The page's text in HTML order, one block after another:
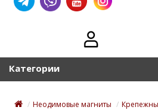
Категории
Неодимовые магниты